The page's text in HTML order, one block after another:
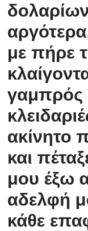
με πήρε
γαμπρός
ακίνητο
και
μου έξω
αδελφή
κάθε